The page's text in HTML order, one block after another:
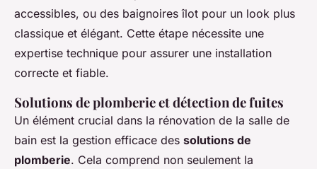
accessibles, ou des baignoires îlot pour un look plus
classique et élégant. Cette étape nécessite une
expertise technique pour assurer une installation
correcte et fiable.
Solutions de plomberie et détection de fuites
Un élément crucial dans la rénovation de la salle de
bain est la gestion efficace des solutions de
plomberie. Cela comprend non seulement la